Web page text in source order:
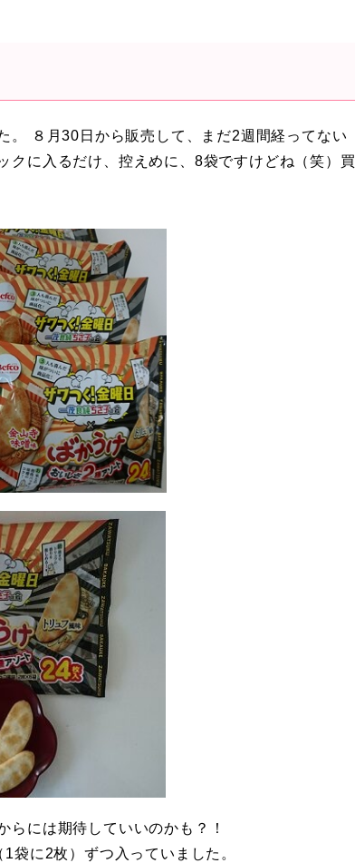
。 ８月30日から販売して、まだ2週間経ってない
クに入るだけ、控えめに、8袋ですけどね（笑）買
らには期待していいのかも？！
袋に2枚）ずつ入っていました。